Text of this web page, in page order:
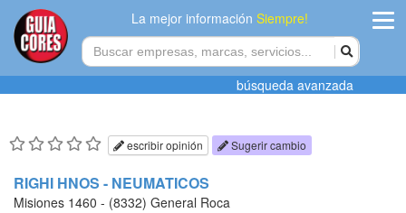
La mejor informaciónSiempre!
Agregar
búsqueda avanzada
escribir opinión Sugerir cambio
RIGHI HNOS - NEUMATICOS
Misiones 1460 - (8332) General Roca